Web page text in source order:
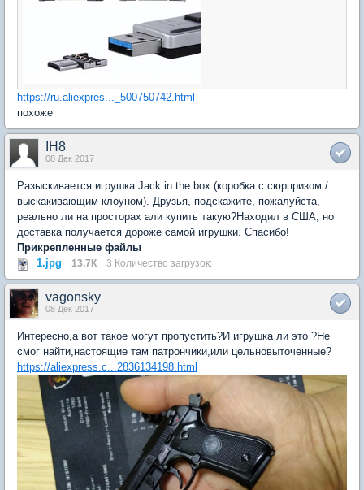
https://ru.aliexpres..._500750742.html
похоже
IH8
08 Дек 2017
Разыскивается игрушка Jack in the box (коробка с сюрпризом /
выскакивающим клоуном). Друзья, подскажите, пожалуйста,
реально ли на просторах али купить такую?Находил в США, но
доставка получается дороже самой игрушки. Спасибо!
Прикрепленные файлы
1.jpg
13,7К 3 Количество загрузок:
vagonsky
08 Дек 2017
Интересно,а вот такое могут пропустить?И игрушка ли это ?Не
смог найти,настоящие там патрончики,или цельновыточенные?
https://aliexpress.c...2836134198.html